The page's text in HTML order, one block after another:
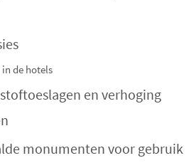
de hotels
en verhoging
monumenten voor gebruik